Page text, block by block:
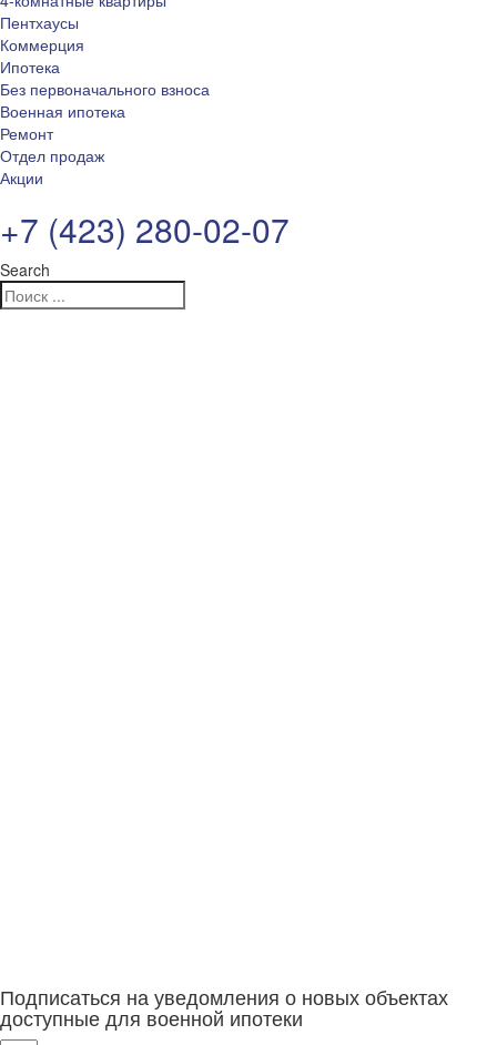
Пентхаусы
Коммерция
Ипотека
Без первоначального взноса
Военная ипотека
Ремонт
Отдел продаж
Акции
+7 (423) 280-02-07
Search
Подписаться на уведомления о новых объектах
доступные для военной ипотеки